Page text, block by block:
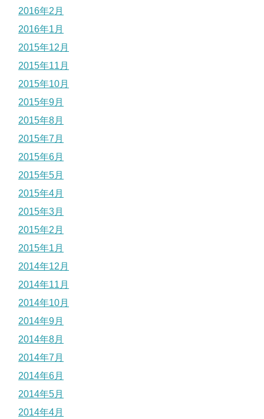
2016年2月
2016年1月
2015年12月
2015年11月
2015年10月
2015年9月
2015年8月
2015年7月
2015年6月
2015年5月
2015年4月
2015年3月
2015年2月
2015年1月
2014年12月
2014年11月
2014年10月
2014年9月
2014年8月
2014年7月
2014年6月
2014年5月
2014年4月